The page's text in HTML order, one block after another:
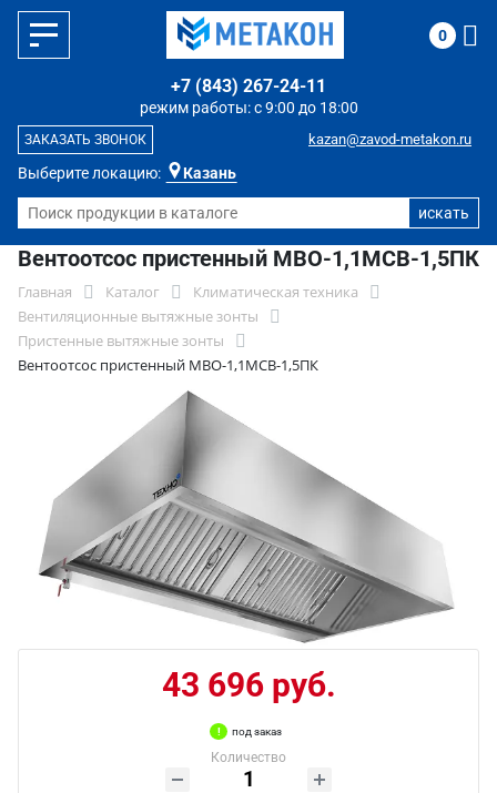
Выберите локацию: Казань
режим работы: с 9:00 до 18:00
+7 (843) 267-24-11
kazan@zavod-metakon.ru
ЗАКАЗАТЬ ЗВОНОК
0
Вентоотсос пристенный МВО-1,1МСВ-1,5ПК
Главная Каталог
Климатическая техника
Вентиляционные вытяжные зонты
Пристенные вытяжные зонты
Вентоотсос пристенный МВО-1,1МСВ-1,5ПК
43 696 руб.
под заказ
Количество